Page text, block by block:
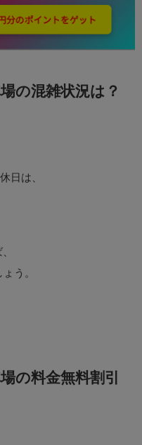
の混雑状況は？
日は、
う。
の料金無料割引